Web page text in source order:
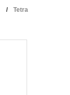
Tetra